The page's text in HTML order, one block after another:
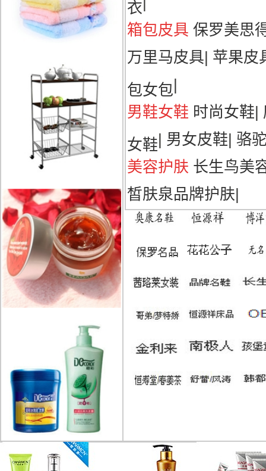
衣
箱包皮具 保罗美思
万里马皮具| 苹果皮
包女包 |
男鞋女鞋 时尚女鞋|
女鞋| 男女皮鞋| 骆
美容护肤 长生鸟美
皙肤泉品牌护肤|